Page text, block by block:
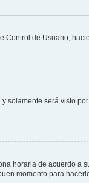
Control de Usuario;
solamente será visto
horaria de acuerdo a
momento para